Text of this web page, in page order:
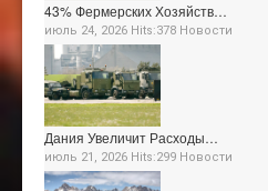
43% Фермерских Хозяйств…
июль 24, 2026 Hits:378 Новости
Дания Увеличит Расходы…
июль 21, 2026 Hits:299 Новости